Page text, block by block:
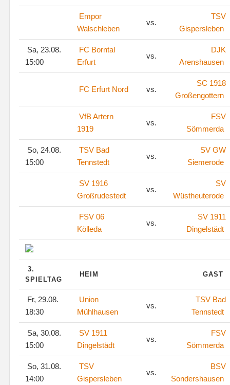
Empor
Walschleben
vs.
TSV
Gispersleben
Sa, 23.08.
15:00
FC Borntal
Erfurt
vs.
DJK
Arenshausen
FC Erfurt Nord vs.
SC 1918
Großengottern
VfB Artern
1919
vs.
FSV
Sömmerda
So, 24.08.
15:00
TSV Bad
Tennstedt
vs.
SV GW
Siemerode
SV 1916
Großrudestedt
vs.
SV
Wüstheuterode
FSV 06
Kölleda
vs.
SV 1911
Dingelstädt
3.
SPIELTAG
HEIM GAST
Fr, 29.08.
18:30
Union
Mühlhausen
vs.
TSV Bad
Tennstedt
Sa, 30.08.
15:00
SV 1911
Dingelstädt
vs.
FSV
Sömmerda
So, 31.08.
14:00
TSV
Gispersleben
vs.
BSV
Sondershausen